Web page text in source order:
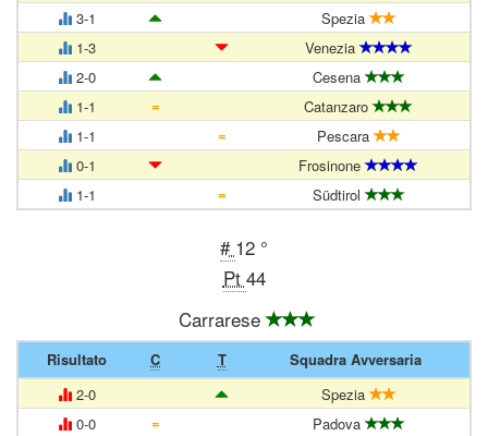
3-1
Spezia
1-3
Venezia
2-0
Cesena
1-1
=
Catanzaro
1-1
=
Pescara
0-1
Frosinone
1-1
= Südtirol
# 12 °
Pt 44
Carrarese
Risultato C T
Squadra Avversaria
2-0
Spezia
0-0
=
Padova